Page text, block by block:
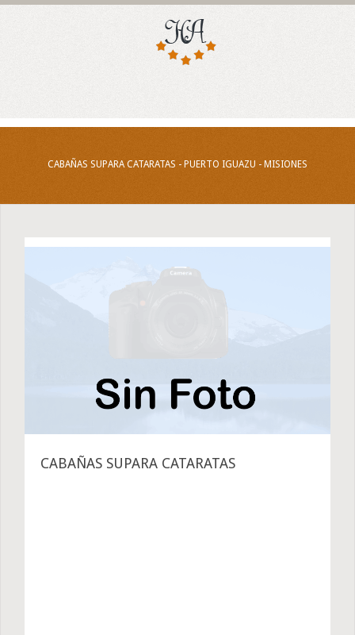
CABAÑAS SUPARA CATARATAS - PUERTO IGUAZU - MISIONES
CABAÑAS SUPARA CATARATAS